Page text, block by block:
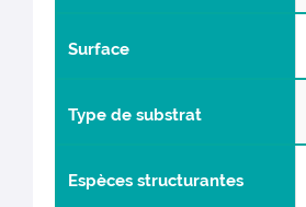
Surface
Type de substrat
Espèces structurantes